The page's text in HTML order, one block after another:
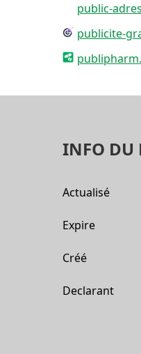
public-
publicite-
INFO DU
Actualisé
Expire
Créé
Declarant